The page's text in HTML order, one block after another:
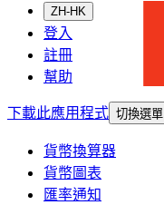
ZH-HK
登入
註冊
幫助
下載此應用程式 切換選單
貨幣換算器
貨幣圖表
匯率通知